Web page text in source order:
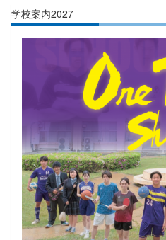
学校案内2027